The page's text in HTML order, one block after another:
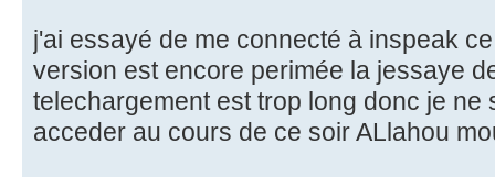
j'ai essayé de me connecté à inspeak
version est encore perimée la jessaye
telechargement est trop long donc je ne
acceder au cours de ce soir ALlahou